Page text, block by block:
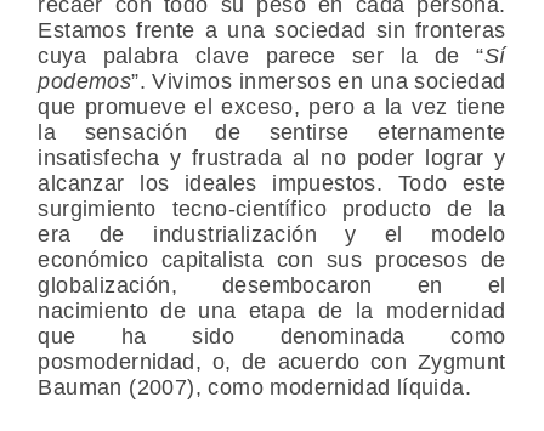
Estamos frente a una sociedad sin fronteras
cuya palabra clave parece ser la de “Sí
podemos”. Vivimos inmersos en una sociedad
que promueve el exceso, pero a la vez tiene
la sensación de sentirse eternamente
insatisfecha y frustrada al no poder lograr y
alcanzar los ideales impuestos. Todo este
surgimiento tecno-científico producto de la
era de industrialización y el modelo
económico capitalista con sus procesos de
globalización, desembocaron en el
nacimiento de una etapa de la modernidad
que ha sido denominada como
posmodernidad, o, de acuerdo con Zygmunt
Bauman (2007), como modernidad líquida.